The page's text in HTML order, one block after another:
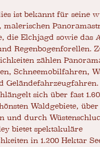
ist bekannt für seine
malerischen
die Elchjagd sowie das
Regenbogenforellen.
zählen
Schneemobilfahren,
sich über fast
Waldgebiete,
und durch
bietet spektakuläre
in 1.200 Hektar